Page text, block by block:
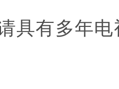
具有多年